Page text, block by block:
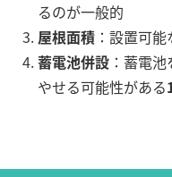
るのが一般的
屋根面積 ：設置可
蓄電池併設 ：蓄電
やせる可能性がある